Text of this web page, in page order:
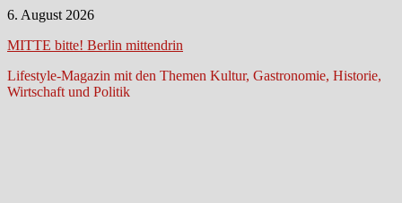
Zum
springen
6. August 2026
MITTE bitte! Berlin mittendrin
Lifestyle-Magazin mit den Themen Kultur, Gastronomie, Historie,
Wirtschaft und Politik